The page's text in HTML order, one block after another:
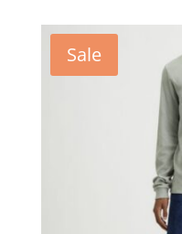
€69,90.
Sale